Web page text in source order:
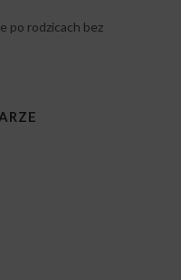
po rodzicach bez